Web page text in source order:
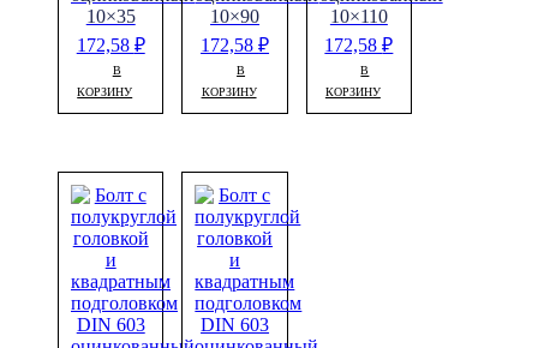
10×35
172,58 ₽
В
КОРЗИНУ
10×90
172,58₽
В
КОРЗИНУ
10×110
172,58₽
В
КОРЗИНУ